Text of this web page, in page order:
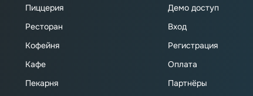
Пиццерия
Ресторан
Кофейня
Кафе
Пекарня
Демо доступ
Вход
Регистрация
Оплата
Партнёры